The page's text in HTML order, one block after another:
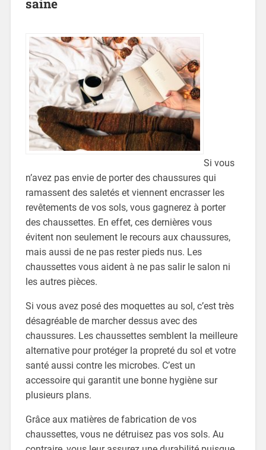
saine
Si vous
n’avez pas envie de porter des chaussures qui
ramassent des saletés et viennent encrasser les
revêtements de vos sols, vous gagnerez à porter
des chaussettes. En effet, ces dernières vous
évitent non seulement le recours aux chaussures,
mais aussi de ne pas rester pieds nus. Les
chaussettes vous aident à ne pas salir le salon ni
les autres pièces.
Si vous avez posé des moquettes au sol, c’est très
désagréable de marcher dessus avec des
chaussures. Les chaussettes semblent la meilleure
alternative pour protéger la propreté du sol et votre
santé aussi contre les microbes. C’est un
accessoire qui garantit une bonne hygiène sur
plusieurs plans.
Grâce aux matières de fabrication de vos
chaussettes, vous ne détruisez pas vos sols. Au